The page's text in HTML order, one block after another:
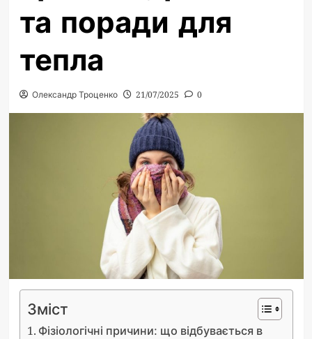
та поради для
тепла
Олександр Троценко 21/07/2025 0
Зміст
Фізіологічні причини: що відбувається в